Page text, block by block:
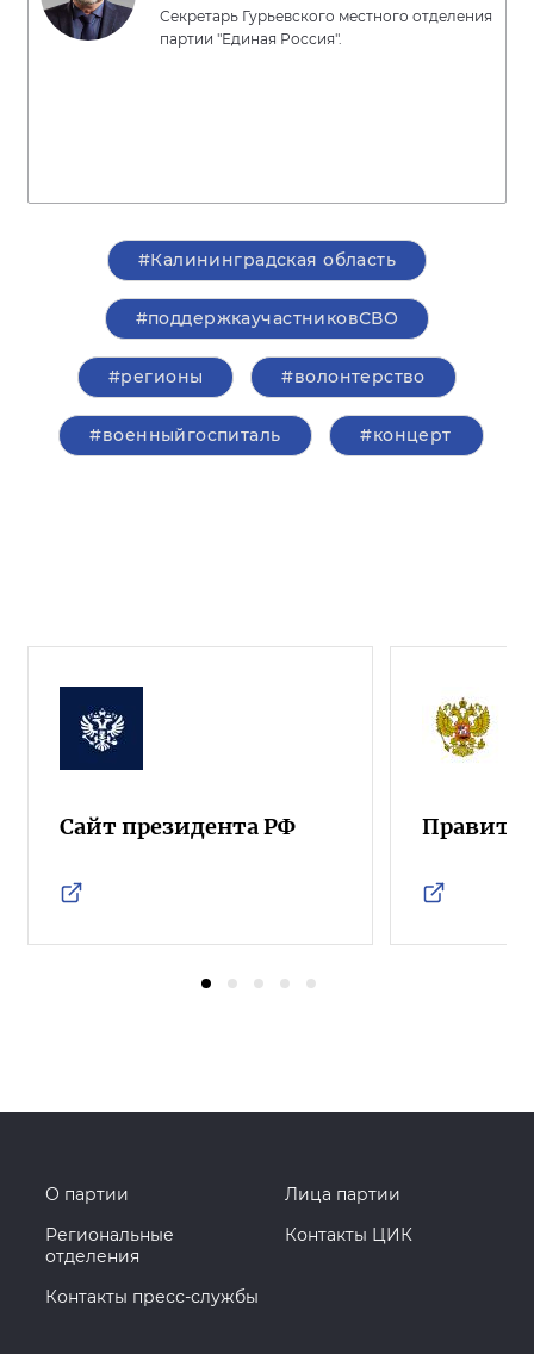
Секретарь Гурьевского местного отделения
партии "Единая Россия".
#Калининградская область
#поддержкаучастниковСВО
#регионы #волонтерство
#военныйгоспиталь #концерт
Сайт президента РФ
О партии
Лица партии
Региональные
отделения
Контакты ЦИК
Контакты пресс-службы